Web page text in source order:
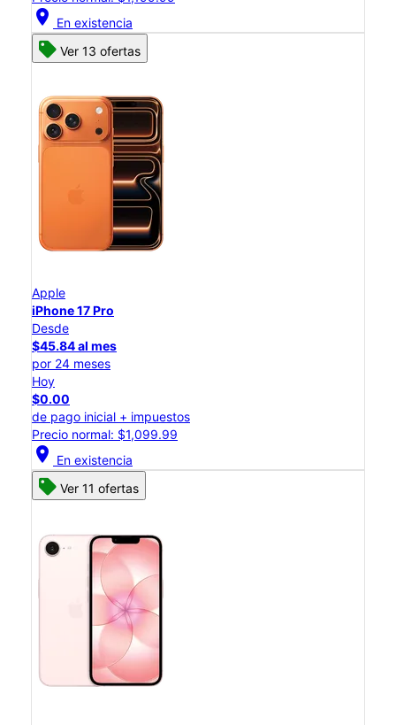
location_on En existencia
Ver 13 ofertas
Apple
iPhone 17 Pro
Desde
$45.84 al mes
por 24 meses
Hoy
$0.00
de pago inicial + impuestos
Precio normal: $1,099.99
location_on En existencia
Ver 11 ofertas